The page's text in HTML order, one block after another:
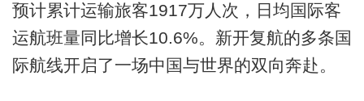
预计累计运输旅客1917万人次，日均国际客
运航班量同比增长10.6%。新开复航的多条国
际航线开启了一场中国与世界的双向奔赴。